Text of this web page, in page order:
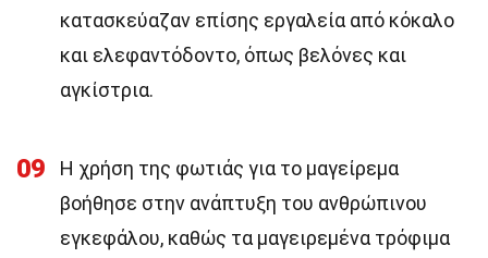
κατασκεύαζαν επίσης εργαλεία από κόκαλο
και ελεφαντόδοντο, όπως βελόνες και
αγκίστρια.
09
Η χρήση της φωτιάς για το μαγείρεμα
βοήθησε στην ανάπτυξη του ανθρώπινου
εγκεφάλου, καθώς τα μαγειρεμένα τρόφιμα